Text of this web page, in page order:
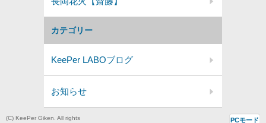
カテゴリー
KeePer LABOブログ
お知らせ
(C) KeePer Giken. All rights PCモード